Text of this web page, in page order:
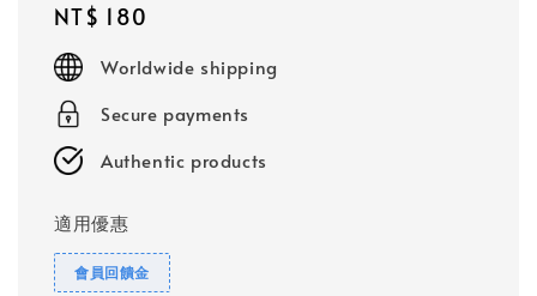
Regular
price
NT$ 180
Worldwide shipping
Secure payments
Authentic products
適用優惠
會員回饋金